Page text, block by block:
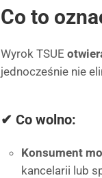
Co to
Wyrok TSUE
jednocześnie nie
✔ Co wolno:
Konsument
kancelarii lub